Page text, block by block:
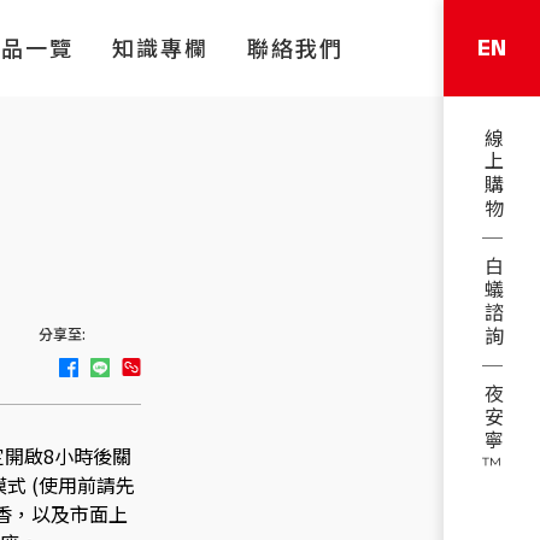
一覽 知識專欄 聯絡我們 EN
線上購物
白蟻諮詢
夜安寧™
分享至:
啟8小時後關
(使用前請先
，以及市面上